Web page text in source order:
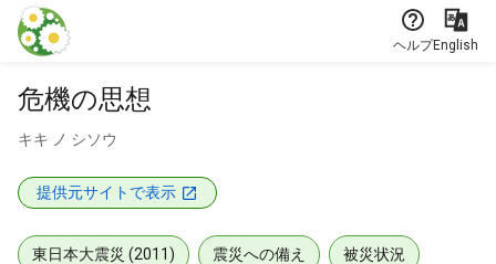
本文に飛ぶ
ヘルプEnglish
危機の思想
キキ ノ シソウ
提供元サイトで表示
東日本大震災 (2011) 震災への備え 被災状況